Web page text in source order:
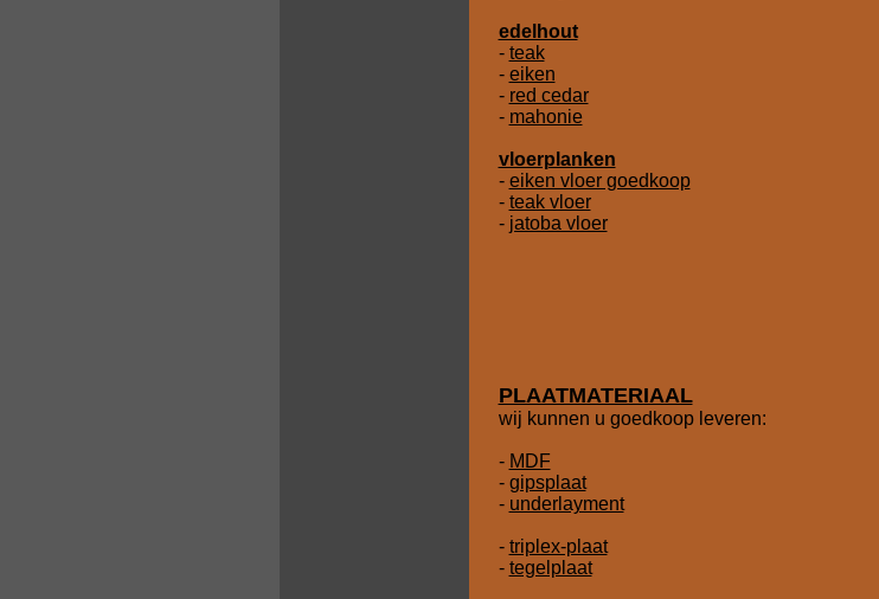
edelhout
- teak
- eiken
- red cedar
- mahonie
vloerplanken
- eiken vloer goedkoop
- teak vloer
- jatoba vloer
PLAATMATERIAAL
wij kunnen u goedkoop leveren:
- MDF
- gipsplaat
- underlayment
- triplex-plaat
- tegelplaat